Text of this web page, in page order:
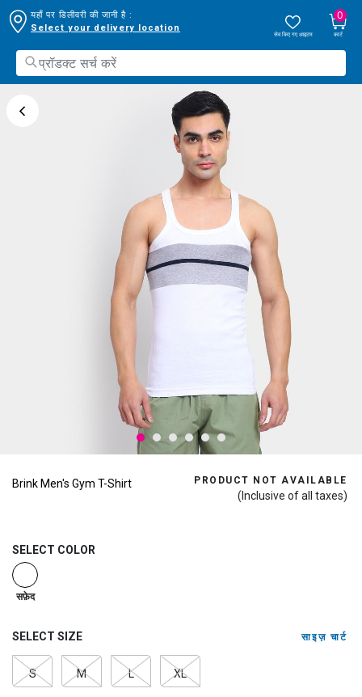
यहाँ पर डिलीवरी की जानी है :
Select your delivery location
सेव किए गए आइटम
0
कार्ट
Brink Men's Gym T-Shirt PRODUCT NOT AVAILABLE
(Inclusive of all taxes)
SELECT COLOR
selected
सफ़ेद
SELECT SIZE साइज़ चार्ट
S M L XL